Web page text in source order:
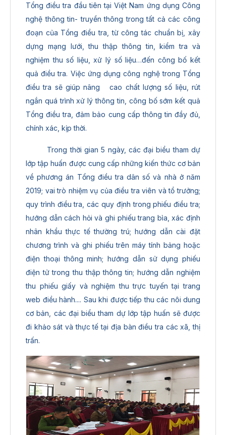
Tổng điều tra đầu tiên tại Việt Nam ứng dụng Công
nghệ thông tin- truyền thông trong tất cả các công
đoạn của Tổng điều tra, từ công tác chuẩn bị, xây
dựng mạng lưới, thu thập thông tin, kiểm tra và
nghiệm thu số liệu, xử lý số liệu…đến công bố kết
quả điều tra. Việc ứng dụng công nghệ trong Tổng
điều tra sẽ giúp nâng cao chất lượng số liệu, rút
ngắn quá trình xử lý thông tin, công bố sớm kết quả
Tổng điều tra, đảm bảo cung cấp thông tin đầy đủ,
chính xác, kịp thời.
Trong thời gian 5 ngày, các đại biểu tham dự
lớp tập huấn được cung cấp những kiến thức cơ bản
về phương án Tổng điều tra dân số và nhà ở năm
2019; vai trò nhiệm vụ của điều tra viên và tổ trưởng;
quy trình điều tra, các quy định trong phiếu điều tra;
hướng dẫn cách hỏi và ghi phiếu trang bìa, xác định
nhân khẩu thực tế thường trú; hướng dẫn cài đặt
chương trình và ghi phiếu trên máy tính bảng hoặc
điện thoại thông minh; hướng dẫn sử dụng phiếu
điện tử trong thu thập thông tin; hướng dẫn nghiệm
thu phiếu giấy và nghiệm thu trực tuyến tại trang
web điều hành.... Sau khi được tiếp thu các nôi dung
cơ bản, các đại biểu tham dự lớp tập huấn sẽ được
đi khảo sát và thực tế tại địa bàn điều tra các xã, thị
trấn.